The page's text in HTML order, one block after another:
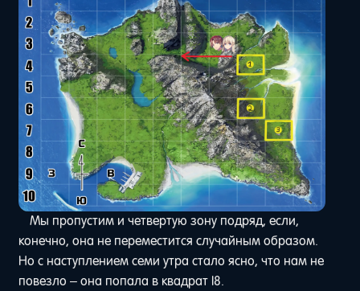
Мы пропустим и четвертую зону подряд, если,
конечно, она не переместится случайным образом.
Но с наступлением семи утра стало ясно, что нам не
повезло – она попала в квадрат I8.